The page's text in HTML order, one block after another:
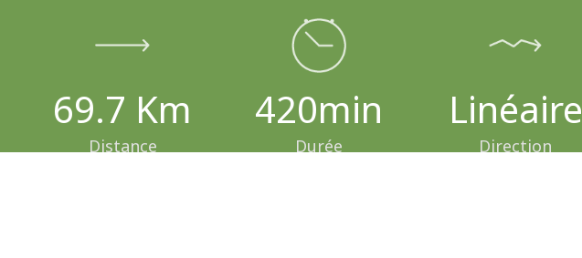
69.7 Km
Distance
420min
Durée
Linéaire
Direction